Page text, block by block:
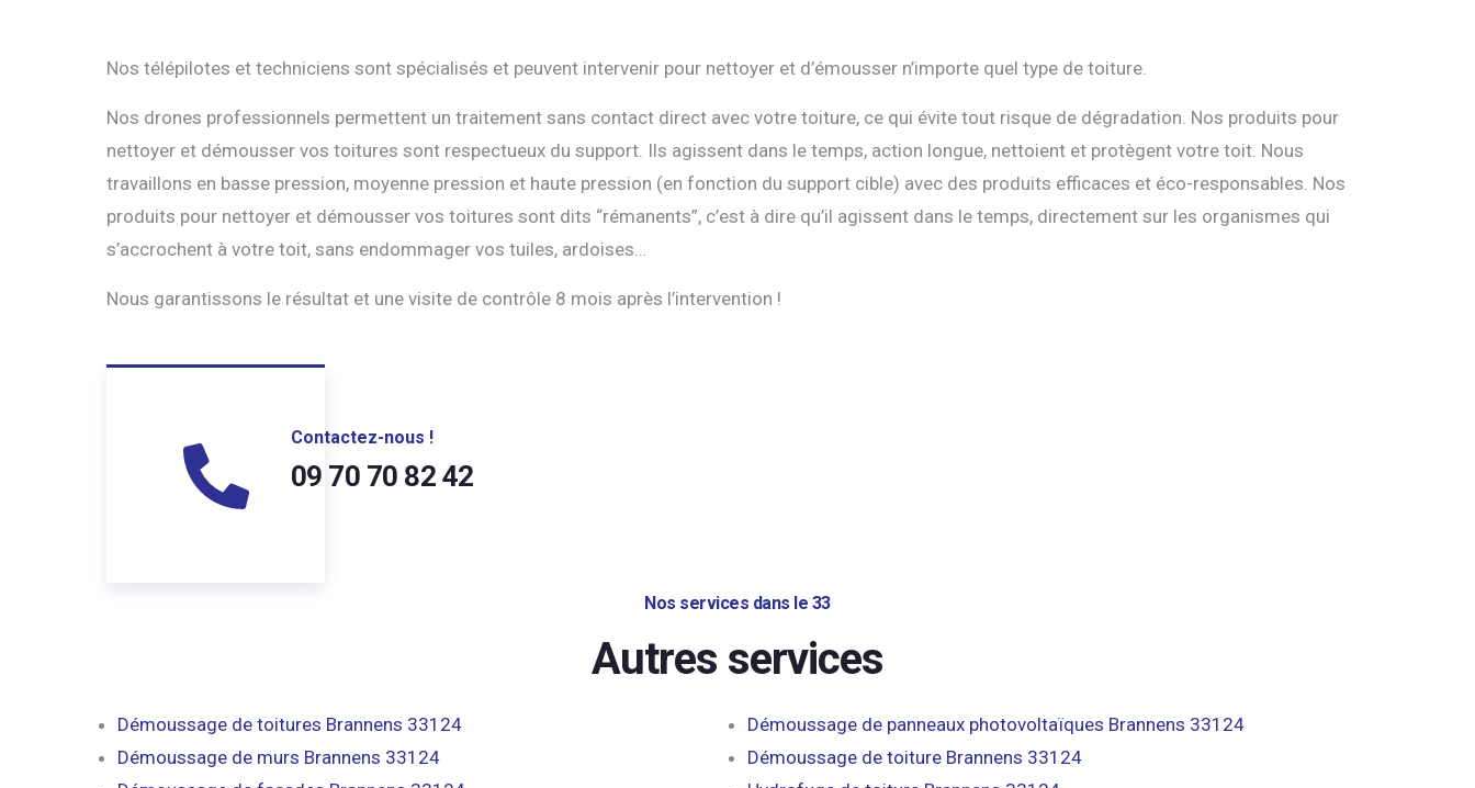
Nos télépilotes et techniciens sont spécialisés et peuvent intervenir pour nettoyer et d’émousser n’importe quel type de toiture.
Nos drones professionnels permettent un traitement sans contact direct avec votre toiture, ce qui évite tout risque de dégradation. Nos produits pour
nettoyer et démousser vos toitures sont respectueux du support. Ils agissent dans le temps, action longue, nettoient et protègent votre toit. Nous
travaillons en basse pression, moyenne pression et haute pression (en fonction du support cible) avec des produits efficaces et éco-responsables. Nos
produits pour nettoyer et démousser vos toitures sont dits “rémanents”, c’est à dire qu’il agissent dans le temps, directement sur les organismes qui
s’accrochent à votre toit, sans endommager vos tuiles, ardoises…
Nous garantissons le résultat et une visite de contrôle 8 mois après l’intervention !
Contactez-nous !
09 70 70 82 42
Nos services dans le 33
Autres services
Démoussage de toitures Brannens 33124
Démoussage de murs Brannens 33124
Démoussage de panneaux photovoltaïques Brannens 33124
Démoussage de toiture Brannens 33124